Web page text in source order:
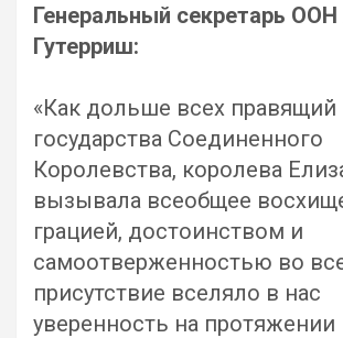
Генеральный секретарь
Гутерриш:
«Как дольше всех правящий
государства Соединенного
Королевства, королева
вызывала всеобщее
грацией, достоинством и
самоотверженностью во
присутствие вселяло в нас
уверенность на протяжении